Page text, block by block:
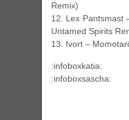
Remix)
12. Lex Pantsmast
Untamed Spirits
13. Ivort –
:infoboxkatia:
:infoboxsascha: